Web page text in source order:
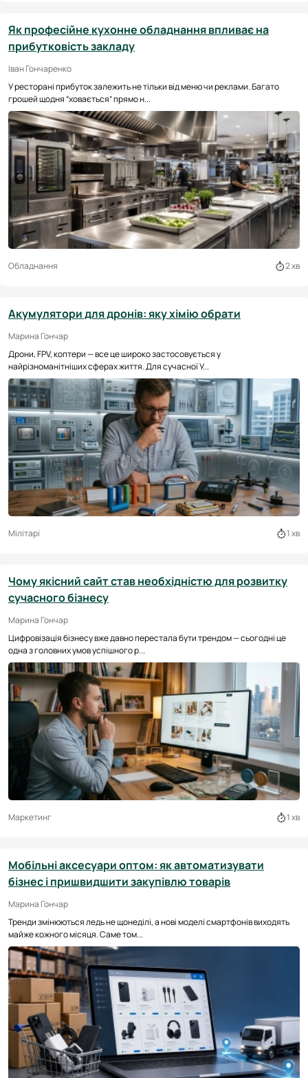
Як професійне кухонне обладнання впливає на
прибутковість закладу
Іван Гончаренко
У ресторані прибуток залежить не тільки від меню чи реклами. Багато
грошей щодня “ховається” прямо н...
Обладнання 2 хв
Акумулятори для дронів: яку хімію обрати
Марина Гончар
Дрони, FPV, коптери — все це широко застосовується у
найрізноманітніших сферах життя. Для сучасної У...
Мілітарі 1 хв
Чому якісний сайт став необхідністю для розвитку
сучасного бізнесу
Марина Гончар
Цифровізація бізнесу вже давно перестала бути трендом — сьогодні це
одна з головних умов успішного р...
Маркетинг 1 хв
Мобільні аксесуари оптом: як автоматизувати
бізнес і пришвидшити закупівлю товарів
Марина Гончар
Тренди змінюються ледь не щонеділі, а нові моделі смартфонів виходять
майже кожного місяця. Саме том...